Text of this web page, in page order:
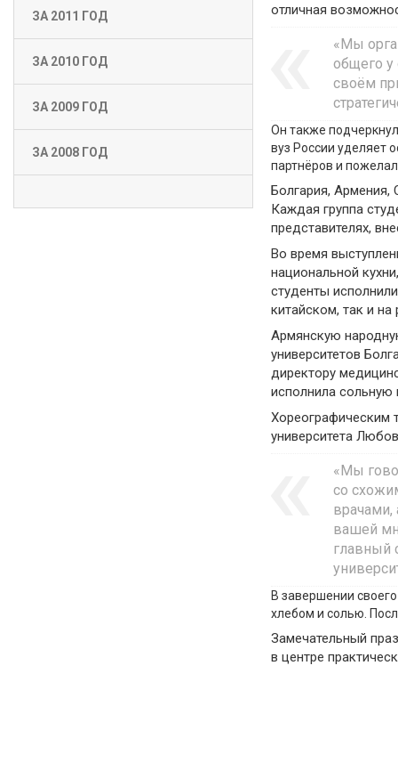
ЗА 2011 ГОД
ЗА 2010 ГОД
ЗА 2009 ГОД
ЗА 2008 ГОД
отличная
«Мы
общего у
своём
Он также
вуз России уделяет
партнёров и
Болгария, Армения,
Каждая группа
представителях,
Во время
национальной
студенты
китайском, так и
Армянскую
университетов
директору
исполнила сольную
Хореографическим
университета
«Мы
со
вашей
главный
В завершении
хлебом и солью.
Замечательный
в центре